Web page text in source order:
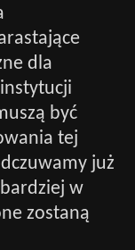
dla
być
tej
już
w
zostaną